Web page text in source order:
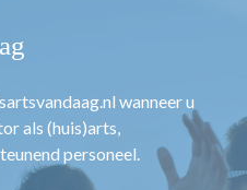
wanneer u
als (huis)arts,
personeel.